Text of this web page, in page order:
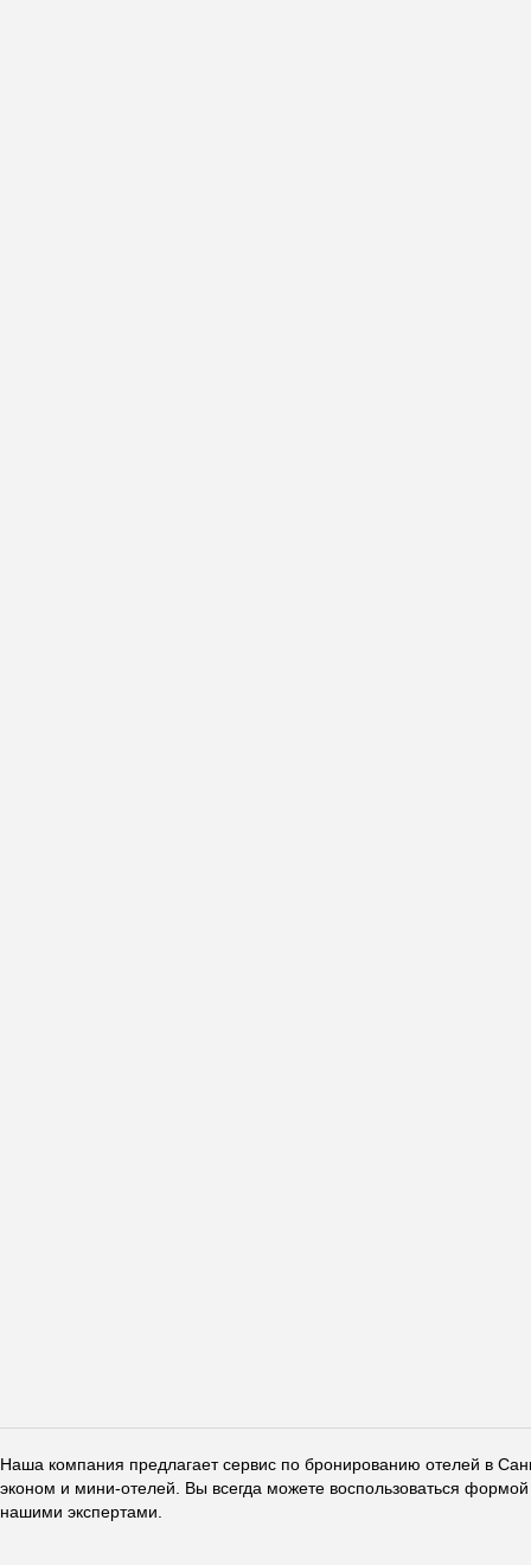
Наша компания предлагает сервис по бронированию отелей в
эконом и мини-отелей. Вы всегда можете воспользоваться
нашими экспертами.